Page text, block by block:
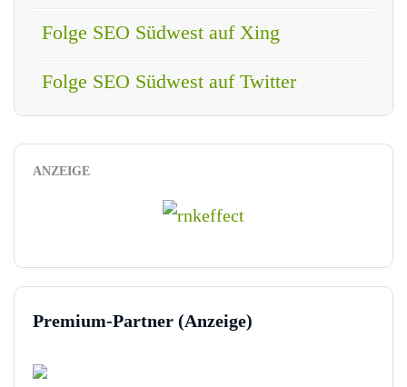
Folge SEO Südwest auf Xing
Folge SEO Südwest auf Twitter
ANZEIGE
Premium-Partner (Anzeige)